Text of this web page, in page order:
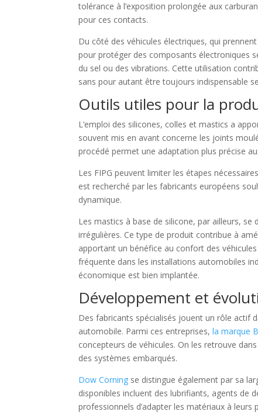
tolérance à l’exposition prolongée aux
pour ces contacts.
Du côté des véhicules électriques, qui
pour protéger des composants électroniques
du sel ou des vibrations. Cette utilisation
sans pour autant être toujours indispensable
Outils utiles pour la
L’emploi des silicones, colles et mastics a
souvent mis en avant concerne les joints
procédé permet une adaptation plus précise
Les FIPG peuvent limiter les étapes
est recherché par les fabricants européens
dynamique.
Les mastics à base de silicone, par ailleurs,
irrégulières. Ce type de produit contribue à
apportant un bénéfice au confort des
fréquente dans les installations automobiles
économique est bien implantée.
Développement et
Des fabricants spécialisés jouent un rôle actif
automobile. Parmi ces entreprises,la marque
concepteurs de véhicules. On les retrouve
des systèmes embarqués.
Dow Corning se distingue également par sa
disponibles incluent des lubrifiants, agents de
professionnels d’adapter les matériaux à leurs